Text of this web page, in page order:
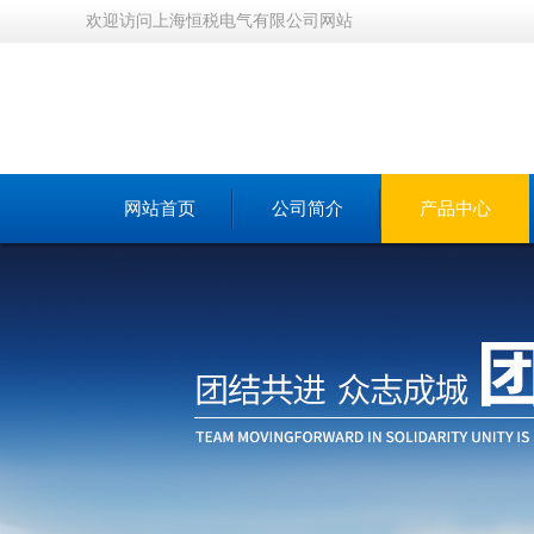
欢迎访问上海恒税电气有限公司网站
网站首页 公司简介 产品中心